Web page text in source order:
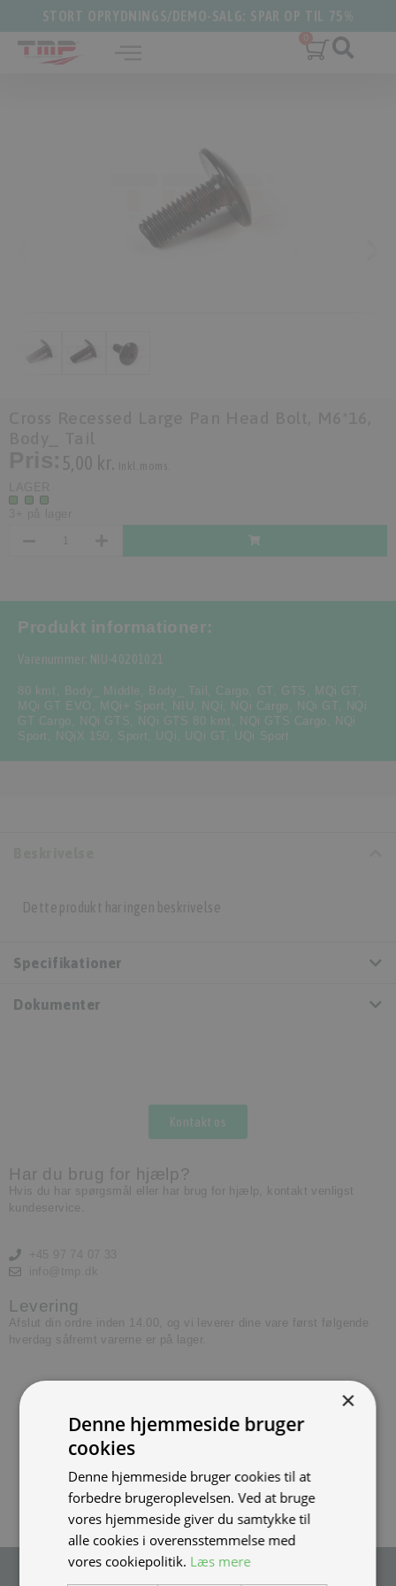
STORT OPRYDNINGS/DEMO-SALG: SPAR OP TIL 75%
Produkt informationer:
Varenummer: NIU-40201021
80 kmt , Body_ Middle , Body_ Tail , Cargo, GT, GTS , MQi GT,
MQi GT EVO , MQi+ Sport, NIU, NQi, NQi Cargo , NQi GT,
NQi
GT Cargo , NQi GTS, NQi GTS 80 kmt , NQi GTS Cargo ,
NQi
Sport , NQiX 150 , Sport, UQi, UQi GT, UQi Sport
Dette produkt har ingen beskrivelse
Specifikationer
Dokumenter
Kontakt os
Har du brug for hjælp?
Hvis du har spørgsmål eller har brug for hjælp, kontakt venligst
kundeservice.
Levering
Afslut din ordre inden 14.00, og vi leverer dine vare først følgende
hverdag såfremt varerne er på lager.
×
Denne hjemmeside bruger
cookies
Denne hjemmeside bruger cookies til at
forbedre brugeroplevelsen. Ved at bruge
vores hjemmeside giver du samtykke til
alle cookies i overensstemmelse med
vores cookiepolitik. Læs mere